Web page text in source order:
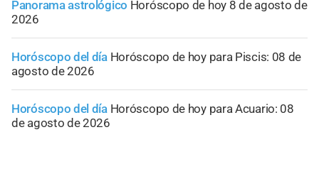
Panorama astrológico Horóscopo de hoy 8 de agosto de
2026
Horóscopo del día Horóscopo de hoy para Piscis: 08 de
agosto de 2026
Horóscopo del día Horóscopo de hoy para Acuario: 08
de agosto de 2026